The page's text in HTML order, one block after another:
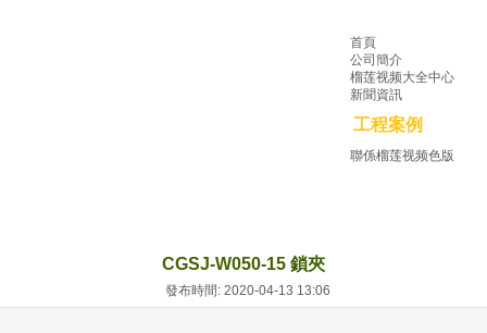
首頁
公司簡介
榴莲视频大全中心
新聞資訊
工程案例
聯係榴莲视频色版
CGSJ-W050-15 鎖夾
發布時間: 2020-04-13 13:06